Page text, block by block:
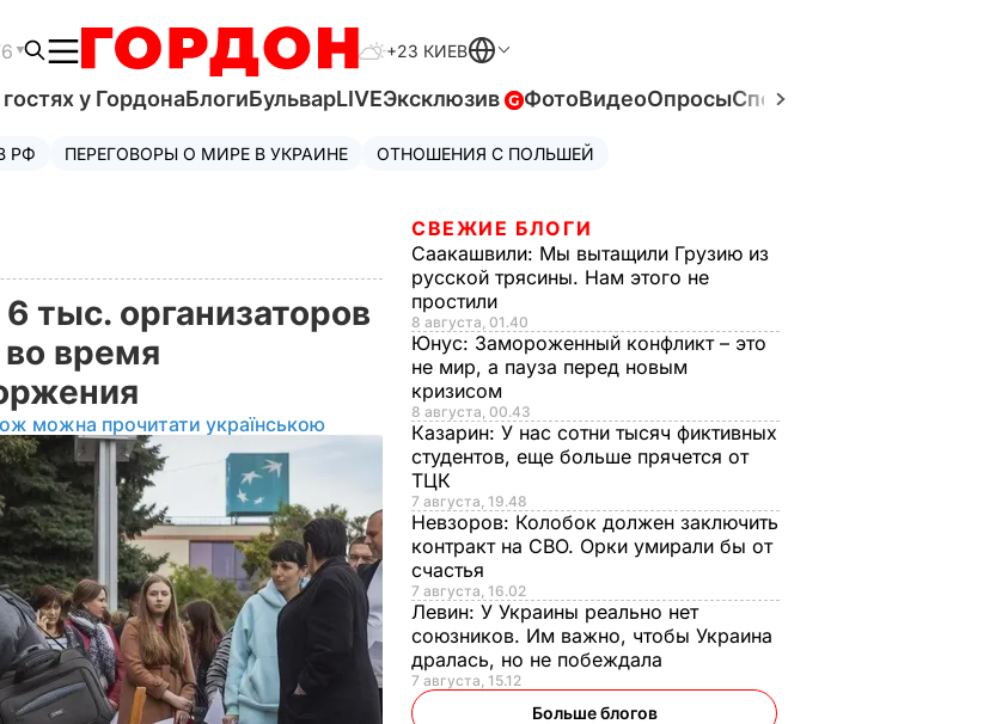
+23 КИЕВ
у ГордонаБлогиБульварLIVEЭксклюзив ФотоВидеоОпросыСпецпроекты
РФ ПЕРЕГОВОРЫ О МИРЕ В УКРАИНЕ ОТНОШЕНИЯ С ПОЛЬШЕЙ
тыс. организаторов
время
можна прочитати українською
СВЕЖИЕ БЛОГИ
Саакашвили: Мы вытащили Грузию из
русской трясины. Нам этого не
простили
8 августа, 01.40
Юнус: Замороженный конфликт – это
не мир, а пауза перед новым
кризисом
8 августа, 00.43
Казарин: У нас сотни тысяч фиктивных
студентов, еще больше прячется от
ТЦК
7 августа, 19.48
Невзоров: Колобок должен заключить
контракт на СВО. Орки умирали бы от
счастья
7 августа, 16.02
Левин: У Украины реально нет
союзников. Им важно, чтобы Украина
дралась, но не побеждала
7 августа, 15.12
Больше блогов